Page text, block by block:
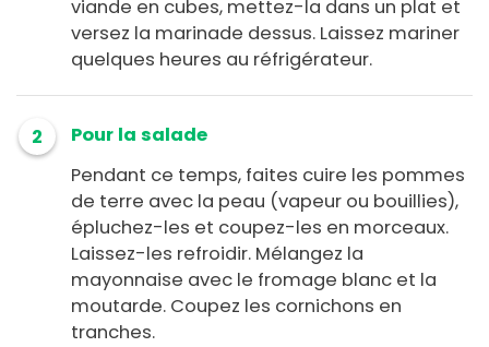
viande en cubes, mettez-la dans un plat et
versez la marinade dessus. Laissez mariner
quelques heures au réfrigérateur.
2
Pour la salade
Pendant ce temps, faites cuire les pommes
de terre avec la peau (vapeur ou bouillies),
épluchez-les et coupez-les en morceaux.
Laissez-les refroidir. Mélangez la
mayonnaise avec le fromage blanc et la
moutarde. Coupez les cornichons en
tranches.